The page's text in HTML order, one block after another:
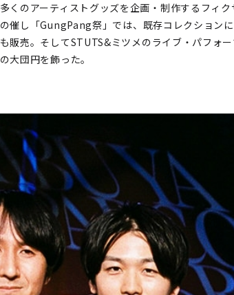
多くのアーティストグッズを企画・制作するフィ
の催し「GungPang祭」では、既存コレクション
も販売。そしてSTUTS&ミツメのライブ・パフォ
の大団円を飾った。